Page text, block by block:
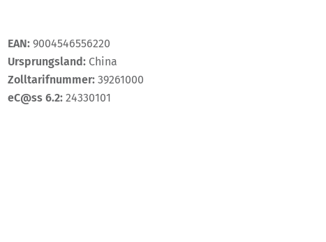
EAN: 9004546556220
Ursprungsland: China
Zolltarifnummer: 39261000
eC@ss 6.2: 24330101